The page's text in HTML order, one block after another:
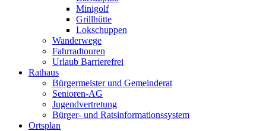
Minigolf
Grillhütte
Lokschuppen
Wanderwege
Fahrradtouren
Urlaub Barrierefrei
Rathaus
Bürgermeister und Gemeinderat
Senioren-AG
Jugendvertretung
Bürger- und Ratsinformationssystem
Ortsplan